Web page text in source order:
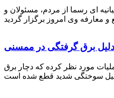
بیانیه ای رسما از مردم، مسئولان و
برق گرفتگی در ممسنی
مورد نظر کرده که دچار برق